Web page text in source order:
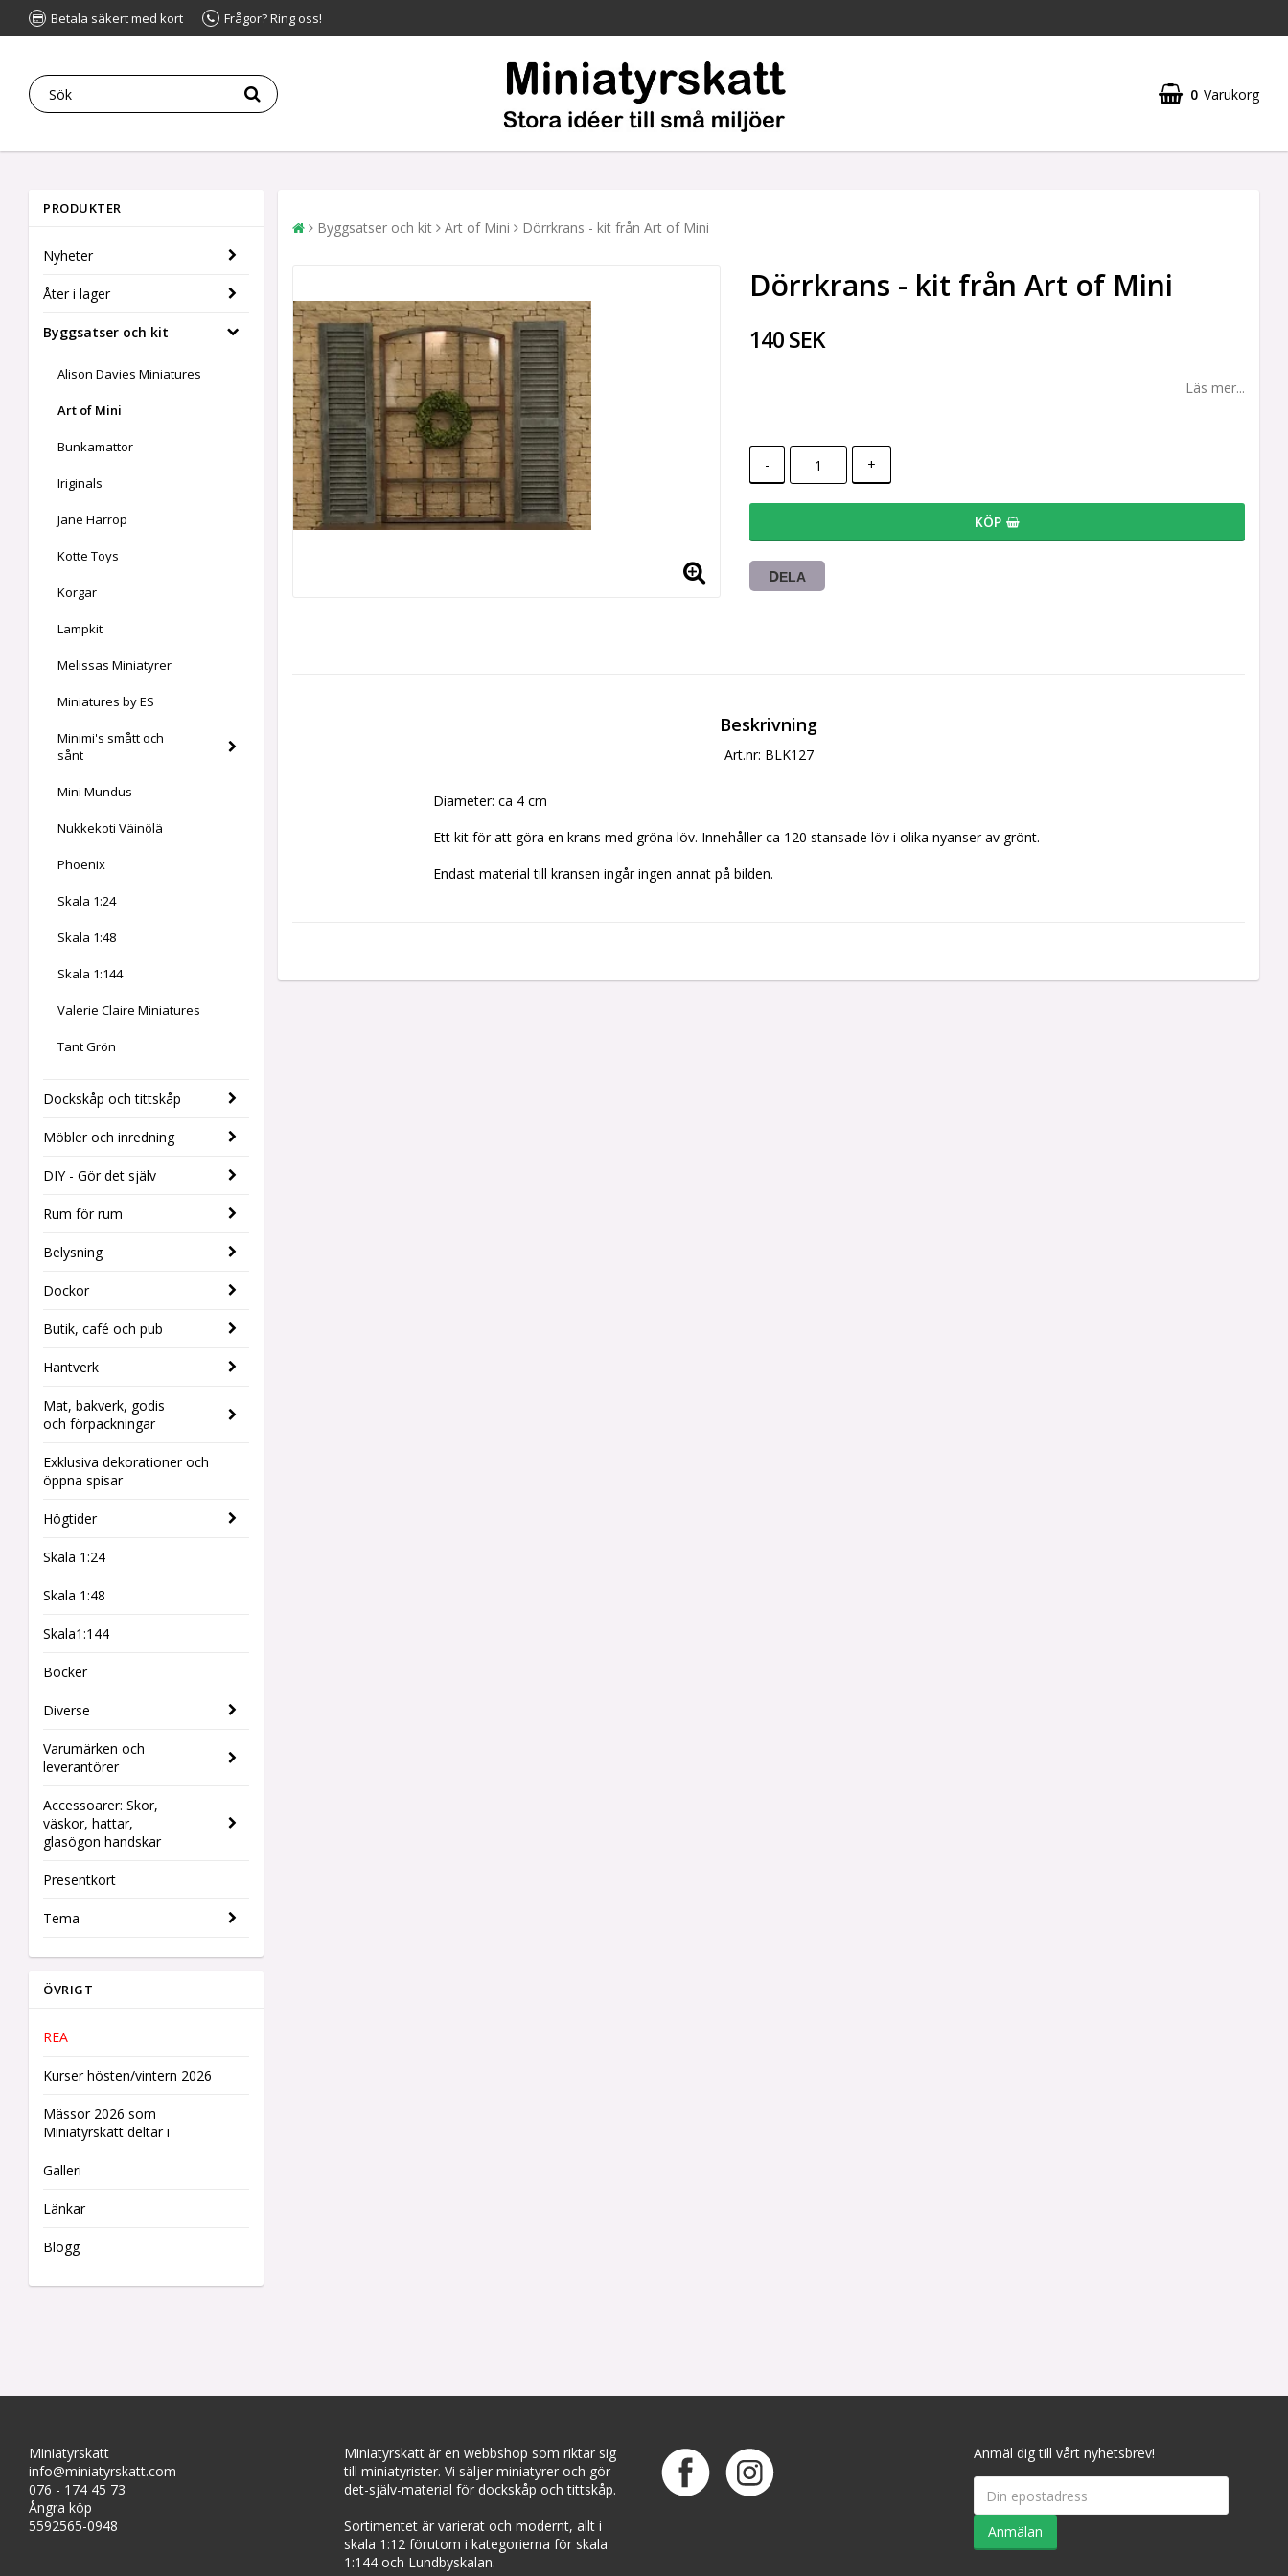
Betala säkert med kort Frågor? Ring oss!
0 Varukorg
PRODUKTER
Nyheter
Åter i lager
Byggsatser och kit
Alison Davies Miniatures
Art of Mini
Bunkamattor
Iriginals
Jane Harrop
Kotte Toys
Korgar
Lampkit
Melissas Miniatyrer
Miniatures by ES
Minimi's smått och
sånt
Mini Mundus
Nukkekoti Väinölä
Phoenix
Skala 1:24
Skala 1:48
Skala 1:144
Valerie Claire Miniatures
Tant Grön
Dockskåp och tittskåp
Möbler och inredning
DIY - Gör det själv
Rum för rum
Belysning
Dockor
Butik, café och pub
Hantverk
Mat, bakverk, godis
och förpackningar
Exklusiva dekorationer och
öppna spisar
Högtider
Skala 1:24
Skala 1:48
Skala1:144
Böcker
Diverse
Varumärken och
leverantörer
Accessoarer: Skor,
väskor, hattar,
glasögon handskar
Presentkort
Tema
ÖVRIGT
REA
Kurser hösten/vintern 2026
Mässor 2026 som
Miniatyrskatt deltar i
Galleri
Länkar
Blogg
Byggsatser och kit Art of Mini Dörrkrans - kit från Art of Mini
Dörrkrans - kit från Art of Mini
140 SEK
Läs mer...
- +
KÖP
DELA
Beskrivning
Art.nr: BLK127
Diameter: ca 4 cm
Ett kit för att göra en krans med gröna löv. Innehåller ca 120 stansade löv i olika nyanser av grönt.
Endast material till kransen ingår ingen annat på bilden.
Miniatyrskatt
info@miniatyrskatt.com
076 - 174 45 73
Ångra köp
5592565-0948
Miniatyrskatt är en webbshop som riktar sig
till miniatyrister. Vi säljer miniatyrer och gör-
det-själv-material för dockskåp och tittskåp.
Sortimentet är varierat och modernt, allt i
skala 1:12 förutom i kategorierna för skala
1:144 och Lundbyskalan.
Anmäl dig till vårt nyhetsbrev!
Anmälan